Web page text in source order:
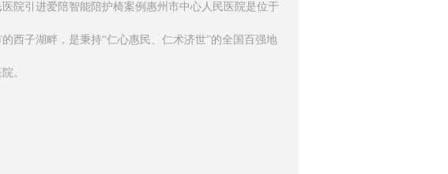
院引进爱陪智能陪护椅案例惠州市中心人民医院是位于
西子湖畔，是秉持“仁心惠民、仁术济世”的全国百强地
。